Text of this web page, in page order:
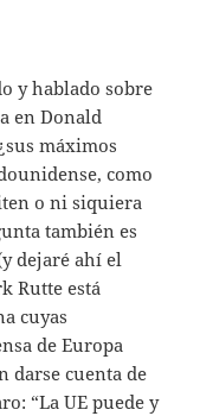
y hablado sobre
en Donald
máximos
como
o ni siquiera
también es
dejaré ahí el
Rutte está
cuyas
de Europa
darse cuenta de
“La UE puede y